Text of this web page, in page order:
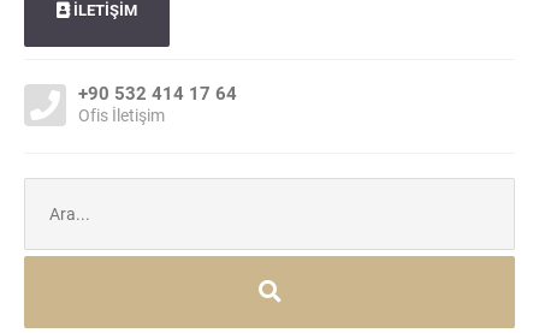
İLETİŞİM
+90 532 414 17 64
Ofis İletişim
ara: